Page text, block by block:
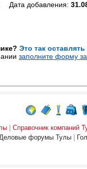
Дата добавления:
Это так
заполните форму
Справочник компаний
форумы Тулы